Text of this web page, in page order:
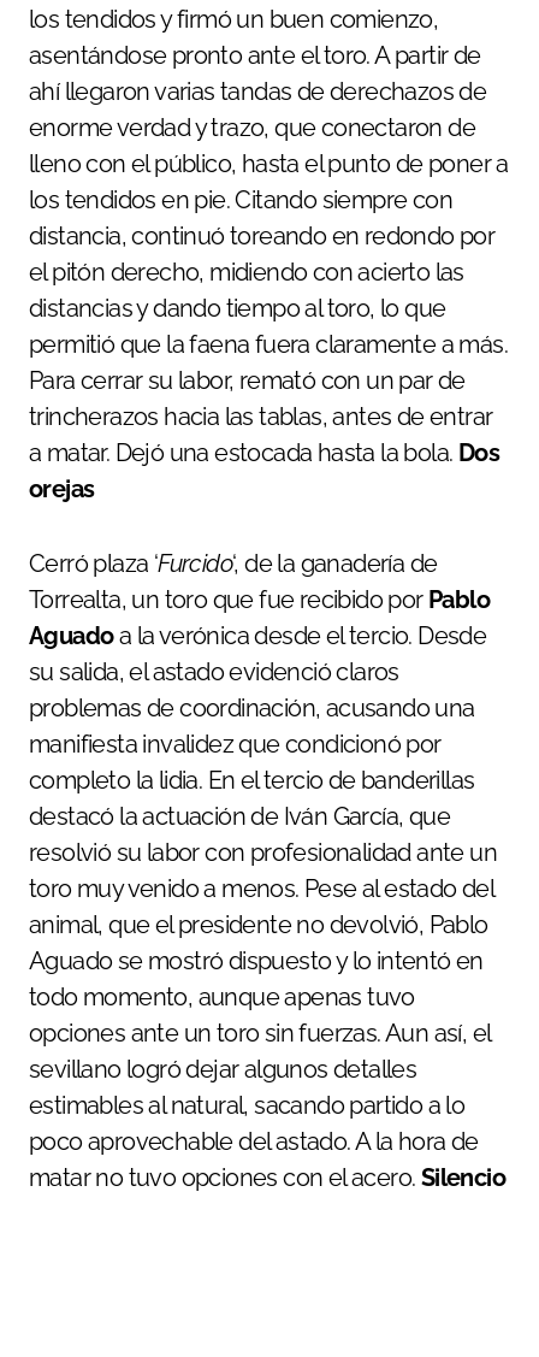
los tendidos y firmó un buen comienzo,
asentándose pronto ante el toro. A partir de
ahí llegaron varias tandas de derechazos de
enorme verdad y trazo, que conectaron de
lleno con el público, hasta el punto de poner a
los tendidos en pie. Citando siempre con
distancia, continuó toreando en redondo por
el pitón derecho, midiendo con acierto las
distancias y dando tiempo al toro, lo que
permitió que la faena fuera claramente a más.
Para cerrar su labor, remató con un par de
trincherazos hacia las tablas, antes de entrar
a matar. Dejó una estocada hasta la bola. Dos
orejas
Cerró plaza ‘Furcido‘, de la ganadería de
Torrealta, un toro que fue recibido por Pablo
Aguadoa la verónica desde el tercio. Desde
su salida, el astado evidenció claros
problemas de coordinación, acusando una
manifiesta invalidez que condicionó por
completo la lidia. En el tercio de banderillas
destacó la actuación de Iván García, que
resolvió su labor con profesionalidad ante un
toro muy venido a menos. Pese al estado del
animal, que el presidente no devolvió, Pablo
Aguado se mostró dispuesto y lo intentó en
todo momento, aunque apenas tuvo
opciones ante un toro sin fuerzas. Aun así, el
sevillano logró dejar algunos detalles
estimables al natural, sacando partido a lo
poco aprovechable del astado. A la hora de
matar no tuvo opciones con el acero. Silencio